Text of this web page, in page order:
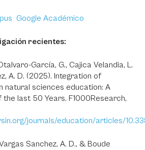
Google Académico
recientes:
García, G., Cajica Velandia, L.
A. D. (2025). Integration of
natural sciences education: A
last 50 Years. F1000Research,
journals/education/articles/
Sanchez, A. D., & Boude